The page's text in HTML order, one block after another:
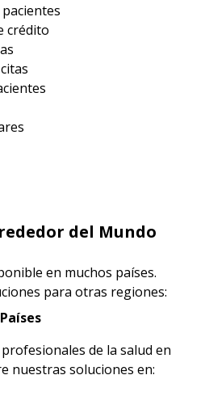
crédito
del Mundo
en muchos países.
para otras regiones:
de la salud en
nuestras soluciones en: